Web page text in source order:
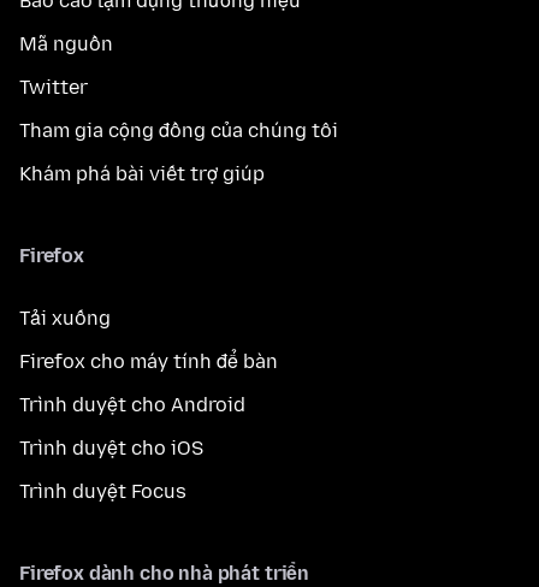
Mã nguồn
Twitter
Tham gia cộng đồng của chúng tôi
Khám phá bài viết trợ giúp
Firefox
Tải xuống
Firefox cho máy tính để bàn
Trình duyệt cho Android
Trình duyệt cho iOS
Trình duyệt Focus
Firefox dành cho nhà phát triển